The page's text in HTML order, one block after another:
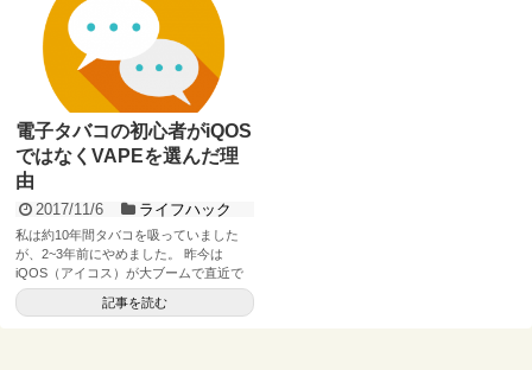
電子タバコの初心者がiQOS
ではなくVAPEを選んだ理
由
2017/11/6 ライフハック
私は約10年間タバコを吸っていました
が、2~3年前にやめました。 昨今は
iQOS（アイコス）が大ブームで直近で
はglo（グロー...
記事を読む